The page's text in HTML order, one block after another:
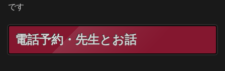
です
電話予約・先生とお話